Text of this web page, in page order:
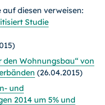
diesen verweisen:
Studie
Wohnungsbau“ von
(26.04.2015)
und
2014 um 5% und